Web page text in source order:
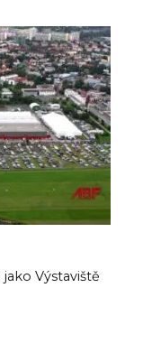
Výstaviště